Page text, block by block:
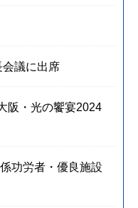
議に出席
阪・光の饗宴2024
功労者・優良施設